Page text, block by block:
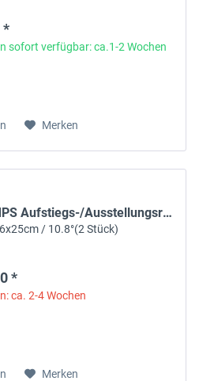
Hermann
Raceramps
Simoni Racing
SpanSet
*
sofort verfügbar: ca.1-2 Wochen
Merken
GECKORAMPS Aufstiegs-/Ausstellungsrampe
/ 10.8°(2 Stück)
*
ca. 2-4 Wochen
Merken